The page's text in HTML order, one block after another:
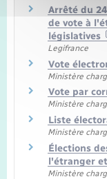
Arrêté du
de vote à
législatives
Legifrance
Vote
Ministère
Vote par
Ministère
Liste
Ministère
Élections
l'étranger
Ministère